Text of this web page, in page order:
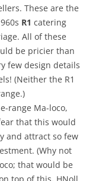
These are the
R1 catering
All of these
be pricier than
few design details
(Neither the R1
range Ma-loco,
that this would
and attract so few
(Why not
that would be